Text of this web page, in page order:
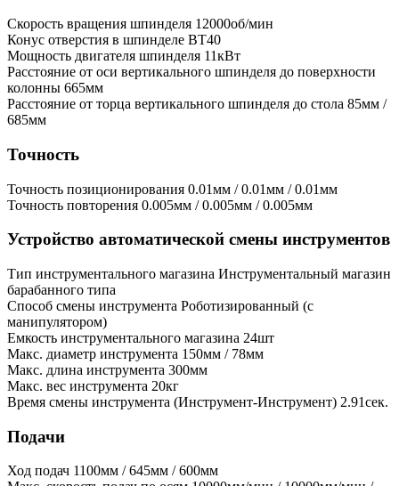
Скорость вращения шпинделя 12000об/мин
Конус отверстия в шпинделе BT40
Мощность двигателя шпинделя 11кВт
Расстояние от оси вертикального шпинделя до поверхности
колонны 665мм
Расстояние от торца вертикального шпинделя до стола 85мм /
685мм
Точность
Точность позиционирования 0.01мм / 0.01мм / 0.01мм
Точность повторения 0.005мм / 0.005мм / 0.005мм
Устройство автоматической смены инструментов
Тип инструментального магазина Инструментальный магазин
барабанного типа
Способ смены инструмента Роботизированный (с
манипулятором)
Емкость инструментального магазина 24шт
Макс. диаметр инструмента 150мм / 78мм
Макс. длина инструмента 300мм
Макс. вес инструмента 20кг
Время смены инструмента (Инструмент-Инструмент) 2.91сек.
Подачи
Ход подач 1100мм / 645мм / 600мм